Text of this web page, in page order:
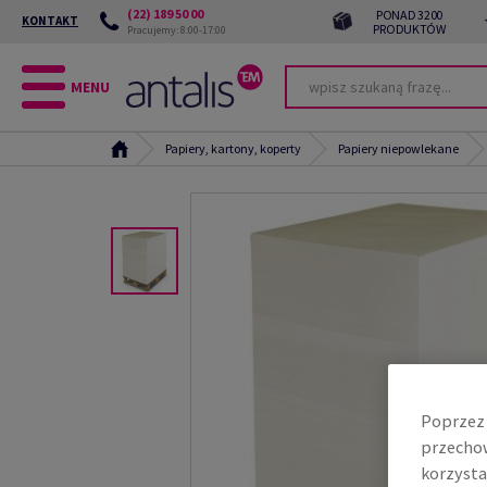
KONTAKT (22) 189 50 00
Pracujemy: 8:00-17:00
PONAD 3200
PRODUKTÓW
MENU
Papiery, kartony, koperty Papiery niepowlekane